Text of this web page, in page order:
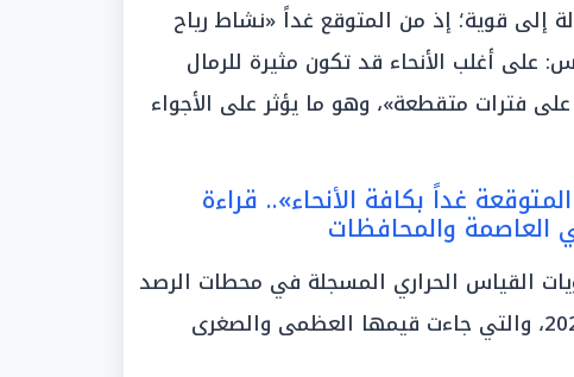
إلى قوية؛ إذ من المتوقع غداً «نشاط رياح
من (30 إلى 40) كم/س: على أغلب الأنحاء قد تكون مثيرة للرمال
فترات متقطعة»، وهو ما يؤثر على الأجواء
غداً بكافة الأنحاء».. قراءة
والمحافظات
القياس الحراري المسجلة في محطات الرصد
التابعة للهيئة غداً الإثنين 1 يونيو 2026، والتي جاءت قيمها العظمى والصغرى